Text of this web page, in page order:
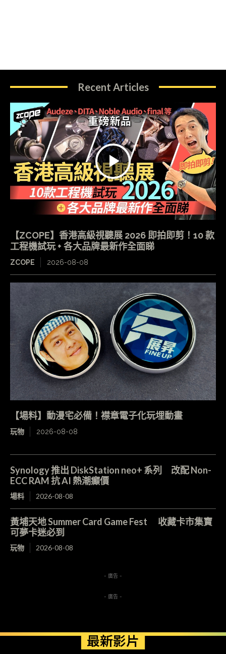
Recent Articles
【ZCOPE】香港高級視聽展 2026 即拍即剪！10 款
工程機試玩 + 各大品牌最新作全面睇
ZCOPE 2026-08-08
【場料】動漫宅必備！襟章電子化玩埋動畫
玩物 2026-08-08
Synology 推出 DiskStation neo+ 系列 改配 Non-
ECC RAM 抗 AI 熱潮癲價
場料 2026-08-08
黃埔天地 Summer Card Game Fest 收藏卡市集寶
可夢卡迷必到
玩物 2026-08-08
- 廣告 -
- 廣告 -
最新影片